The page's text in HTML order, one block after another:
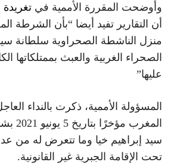
وأوضحت المقررة الأممية في
أن التقارير تفيد أيضا “بأن الشرطة
منزل الناشطة الصحراوية سلطانة
الصحراء الغربية والعبث بممتلكاتها
عليها”
المسؤولة الأممية، ذكرت بالنداء
سيد إبراهيم خيا وما تتعرض له من
تحت الإقامة الجبرية غير القانونية.